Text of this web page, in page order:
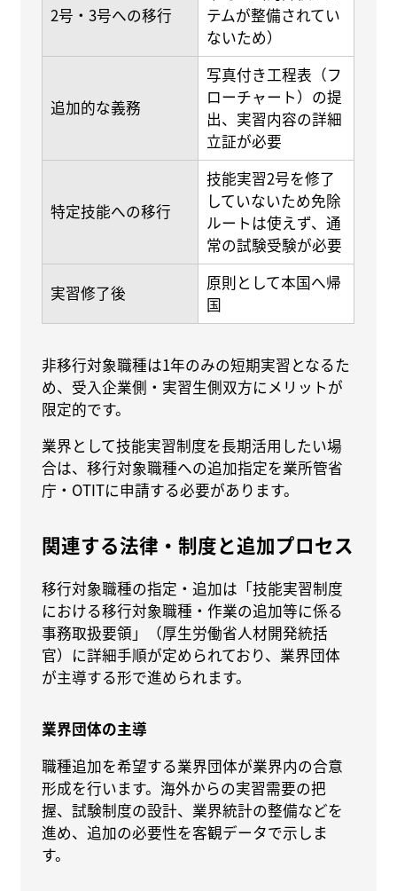
2号・3号への移行
テムが整備されてい
ないため）
追加的な義務
写真付き工程表（フ
ローチャート）の提
出、実習内容の詳細
立証が必要
特定技能への移行
技能実習2号を修了
していないため免除
ルートは使えず、通
常の試験受験が必要
実習修了後
原則として本国へ帰
国
非移行対象職種は1年のみの短期実習となるた
め、受入企業側・実習生側双方にメリットが
限定的です。
業界として技能実習制度を長期活用したい場
合は、移行対象職種への追加指定を業所管省
庁・OTITに申請する必要があります。
関連する法律・制度と追加プロセス
移行対象職種の指定・追加は「技能実習制度
における移行対象職種・作業の追加等に係る
事務取扱要領」（厚生労働省人材開発統括
官）に詳細手順が定められており、業界団体
が主導する形で進められます。
業界団体の主導
職種追加を希望する業界団体が業界内の合意
形成を行います。海外からの実習需要の把
握、試験制度の設計、業界統計の整備などを
進め、追加の必要性を客観データで示しま
す。